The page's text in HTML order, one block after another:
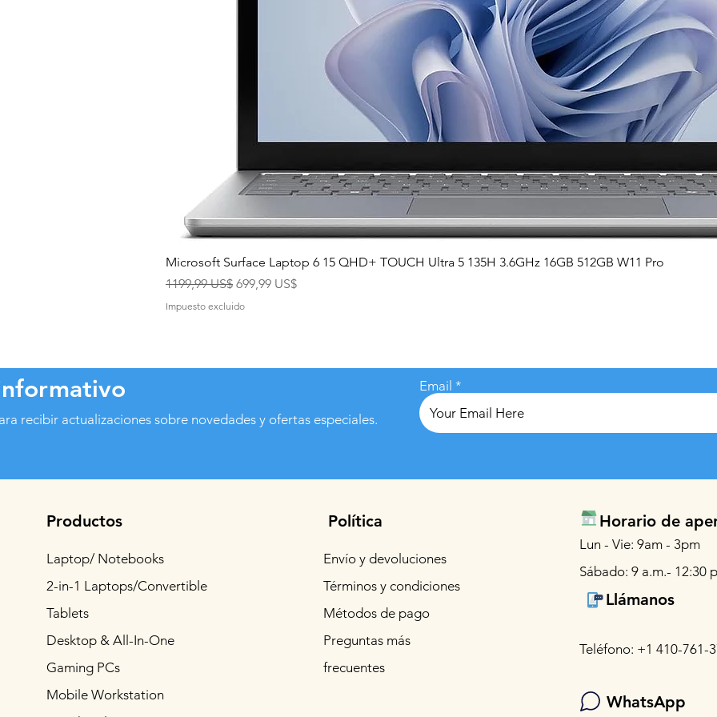
Vista rápida
Microsoft Surface Laptop 6 15 QHD+ TOUCH Ultra 5 135H 3.6GHz 16GB 512GB W11 Pro
Precio
1199,99 US$ Precio de oferta
699,99 US$
Impuesto excluido
recibir actualizaciones sobre novedades y ofertas especiales.
Email
Productos
Laptop/ Notebooks
2-in-1 Laptops/Convertible
Tablets
Desktop & All-In-One
Gaming PCs
Mobile Workstation
Política
Envío y devoluciones
Términos y condiciones
Métodos de pago
Preguntas más
frecuentes
Horario de
Lun - Vie: 9am - 3pm
Sábado: 9 a.m.- 12:30
Llámanos
Teléfono: +1 410-761-
WhatsApp